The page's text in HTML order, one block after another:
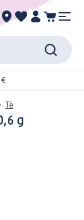
Tè
g